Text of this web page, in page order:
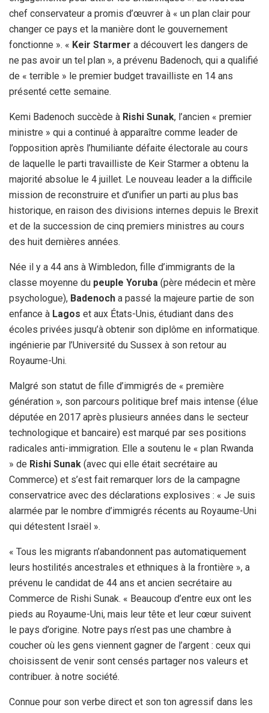
chef conservateur a promis d’œuvrer à « un plan clair pour
changer ce pays et la manière dont le gouvernement
fonctionne ». « Keir Starmer a découvert les dangers de
ne pas avoir un tel plan », a prévenu Badenoch, qui a qualifié
de « terrible » le premier budget travailliste en 14 ans
présenté cette semaine.
Kemi Badenoch succède à Rishi Sunak, l’ancien « premier
ministre » qui a continué à apparaître comme leader de
l’opposition après l’humiliante défaite électorale au cours
de laquelle le parti travailliste de Keir Starmer a obtenu la
majorité absolue le 4 juillet. Le nouveau leader a la difficile
mission de reconstruire et d’unifier un parti au plus bas
historique, en raison des divisions internes depuis le Brexit
et de la succession de cinq premiers ministres au cours
des huit dernières années.
Née il y a 44 ans à Wimbledon, fille d’immigrants de la
classe moyenne du peuple Yoruba (père médecin et mère
psychologue), Badenoch a passé la majeure partie de son
enfance à Lagos et aux États-Unis, étudiant dans des
écoles privées jusqu’à obtenir son diplôme en informatique.
ingénierie par l’Université du Sussex à son retour au
Royaume-Uni.
Malgré son statut de fille d’immigrés de « première
génération », son parcours politique bref mais intense (élue
députée en 2017 après plusieurs années dans le secteur
technologique et bancaire) est marqué par ses positions
radicales anti-immigration. Elle a soutenu le « plan Rwanda
» de Rishi Sunak (avec qui elle était secrétaire au
Commerce) et s’est fait remarquer lors de la campagne
conservatrice avec des déclarations explosives : « Je suis
alarmée par le nombre d’immigrés récents au Royaume-Uni
qui détestent Israël ».
« Tous les migrants n’abandonnent pas automatiquement
leurs hostilités ancestrales et ethniques à la frontière », a
prévenu le candidat de 44 ans et ancien secrétaire au
Commerce de Rishi Sunak. « Beaucoup d’entre eux ont les
pieds au Royaume-Uni, mais leur tête et leur cœur suivent
le pays d’origine. Notre pays n’est pas une chambre à
coucher où les gens viennent gagner de l’argent : ceux qui
choisissent de venir sont censés partager nos valeurs et
contribuer. à notre société.
Connue pour son verbe direct et son ton agressif dans les